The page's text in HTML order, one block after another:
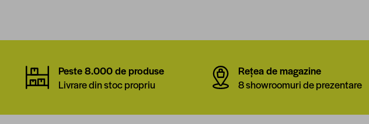
Peste 8.000 de produse
Livrare din stoc propriu
Rețea de magazine
8 showroomuri de prezentare